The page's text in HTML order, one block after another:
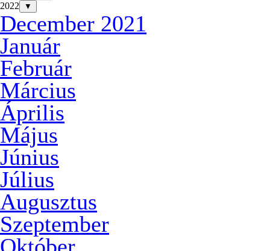
2022 ▼
December 2021
Január
Február
Március
Április
Május
Június
Július
Augusztus
Szeptember